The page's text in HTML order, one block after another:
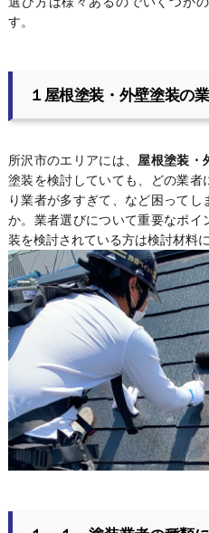
す。
１屋根塗装・外壁塗装の
所沢市のエリアには、 屋根塗装・
塗装を検討していても、どの業
り業者が多すぎて、など困って
か。業者選びについて重要なポ
装を検討されている方は検討材料